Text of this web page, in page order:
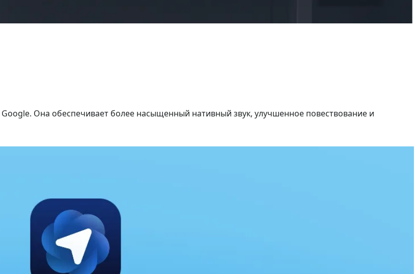
Она обеспечивает более насыщенный нативный звук, улучшенное повествование и